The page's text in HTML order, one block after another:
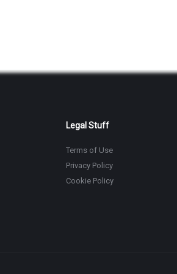
Legal Stuff
Terms of Use
Privacy Policy
Cookie Policy